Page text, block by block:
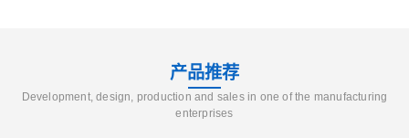
产品推荐
Development, design, production and sales in one of the manufacturing
enterprises